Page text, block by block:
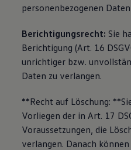
personenbezogenen
Berichtigungsrecht: Sie
Berichtigung (Art. 16
unrichtiger bzw.
Daten zu verlangen.
**Recht auf Löschung:
Vorliegen der in Art. 17
Voraussetzungen, die
verlangen. Danach